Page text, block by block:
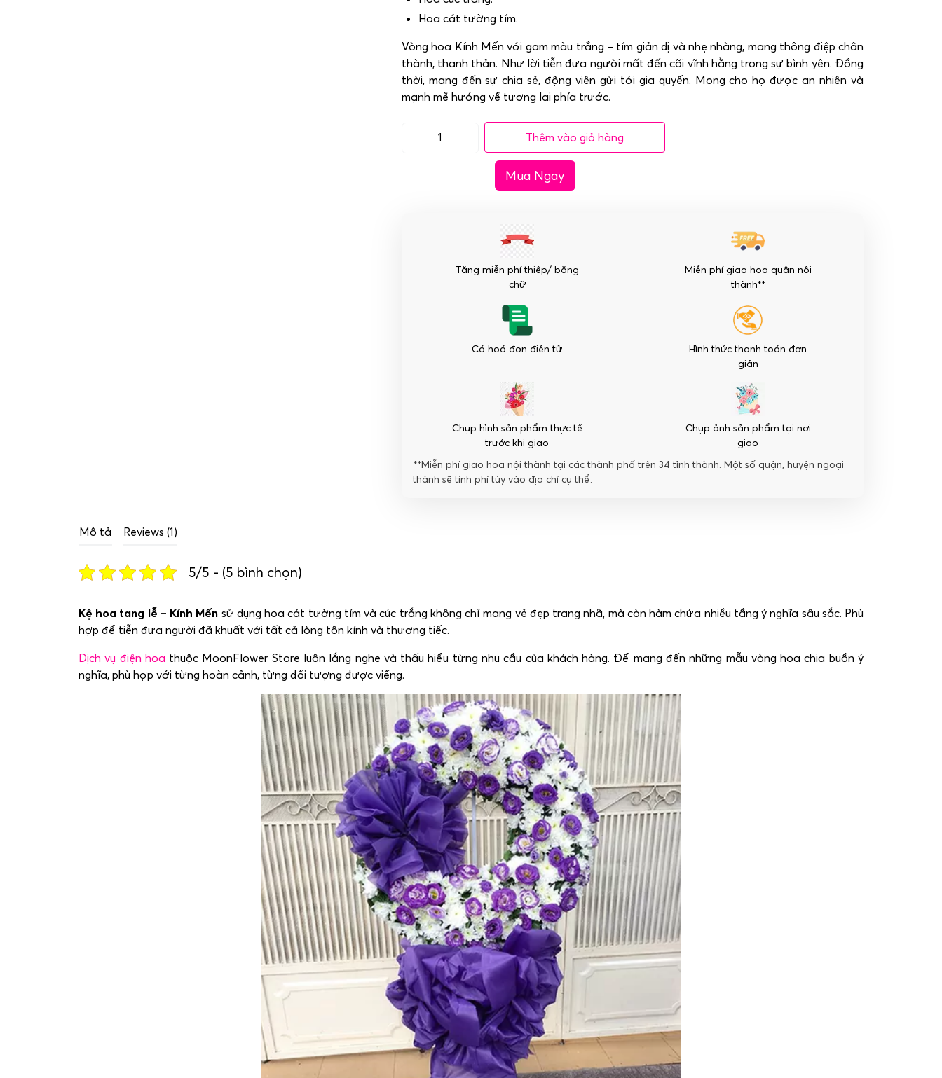
Hoa cát tường tím.
Vòng hoa Kính Mến với gam màu trắng – tím giản dị và nhẹ nhàng, mang thông điệp chân
thành, thanh thản. Như lời tiễn đưa người mất đến cõi vĩnh hằng trong sự bình yên. Đồng
thời, mang đến sự chia sẻ, động viên gửi tới gia quyến. Mong cho họ được an nhiên và
mạnh mẽ hướng về tương lai phía trước.
Hoa
lượng
Thêm vào giỏ hàng
Mua Ngay
Tặng miễn phí thiệp/ băng
chữ
Miễn phí giao hoa quận nội
thành**
Có hoá đơn điện tử
Hình thức thanh toán đơn
giản
Chụp hình sản phẩm thực tế
trước khi giao
Chụp ảnh sản phẩm tại nơi
giao
**Miễn phí giao hoa nội thành tại các thành phố trên 34 tỉnh thành. Một số quận, huyện ngoại
thành sẽ tính phí tùy vào địa chỉ cụ thể.
Mô tả Reviews (1)
5/5 - (5 bình chọn)
Kệ hoa tang lễ – Kính Mến sử dụng hoa cát tường tím và cúc trắng không chỉ mang vẻ đẹp trang nhã, mà còn hàm chứa nhiều tầng ý nghĩa sâu sắc. Phù
hợp để tiễn đưa người đã khuất với tất cả lòng tôn kính và thương tiếc.
Dịch vụ điện hoa thuộc MoonFlower Store luôn lắng nghe và thấu hiểu từng nhu cầu của khách hàng. Để mang đến những mẫu vòng hoa chia buồn ý
nghĩa, phù hợp với từng hoàn cảnh, từng đối tượng được viếng.